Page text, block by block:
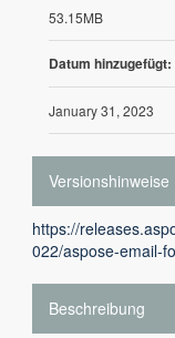
53.15MB
Datum hinzugefügt:
January 31, 2023
Versionshinweise
https://
022/aspose-email-
Beschreibung